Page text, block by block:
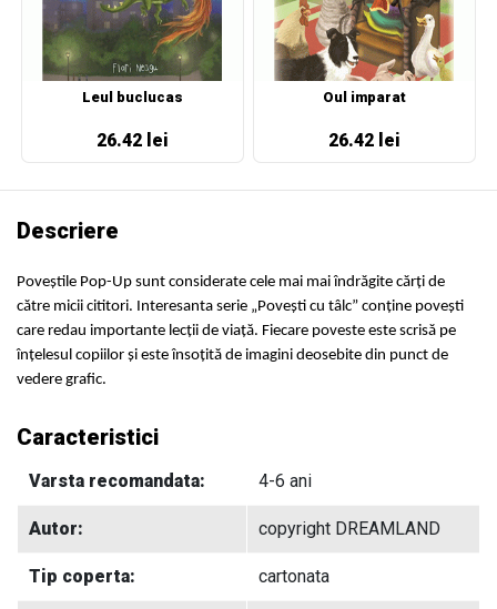
Leul buclucas
26.42 lei
Oul imparat
26.42 lei
Descriere
Poveștile Pop-Up sunt considerate cele mai mai îndrăgite cărți de
către micii cititori. Interesanta serie „Povești cu tâlc” conține povești
care redau importante lecții de viață. Fiecare poveste este scrisă pe
înțelesul copiilor și este însoțită de imagini deosebite din punct de
vedere grafic.
Caracteristici
Varsta recomandata: 4-6 ani
Autor: copyright DREAMLAND
Tip coperta: cartonata